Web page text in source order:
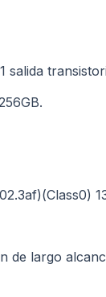
salida
de largo